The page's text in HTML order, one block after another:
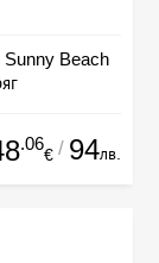
Sunny Beach
.06
€ / 94лв.